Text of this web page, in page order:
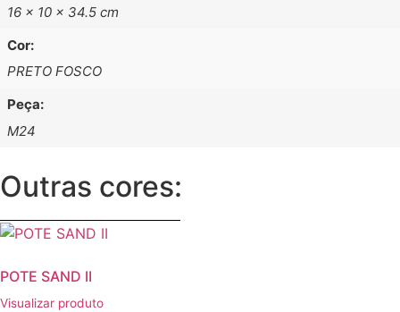
16 × 10 × 34.5 cm
Cor:
PRETO FOSCO
Peça:
M24
Outras cores:
POTE SAND II
Visualizar produto